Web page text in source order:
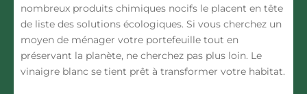
nombreux produits chimiques nocifs le placent en tête
de liste des solutions écologiques. Si vous cherchez un
moyen de ménager votre portefeuille tout en
préservant la planète, ne cherchez pas plus loin. Le
vinaigre blanc se tient prêt à transformer votre habitat.